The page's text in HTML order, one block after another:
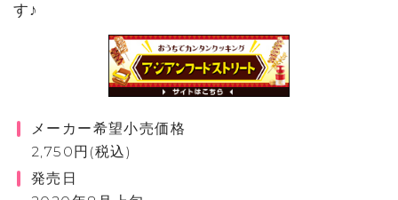
す♪
メーカー希望小売価格
2,750円(税込)
発売日